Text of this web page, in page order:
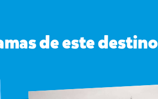
de este destino